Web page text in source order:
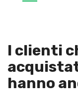
I clienti
hanno